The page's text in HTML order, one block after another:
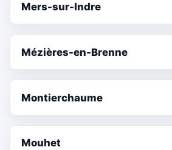
Mers-sur-Indre
Mézières-en-Brenne
Montierchaume
Mouhet